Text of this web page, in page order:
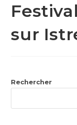
sur
Rechercher